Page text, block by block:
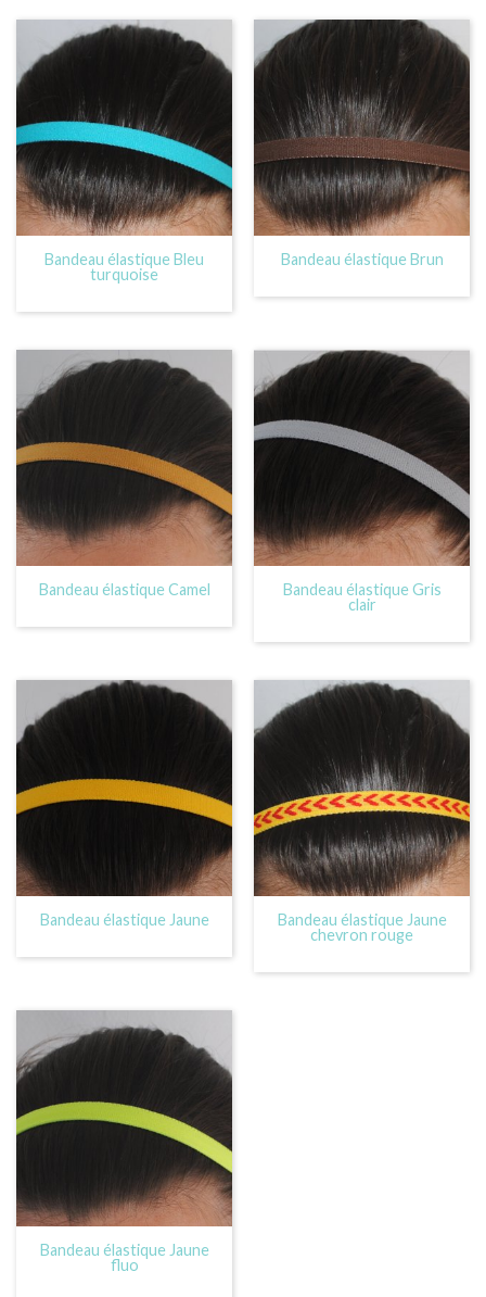
Bandeau élastique Bleu
turquoise
Bandeau élastique Brun
Bandeau élastique Camel
Bandeau élastique Gris
clair
Bandeau élastique Jaune
Bandeau élastique Jaune
chevron rouge
Bandeau élastique Jaune
fluo